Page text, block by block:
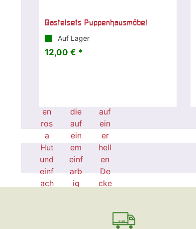
Bastelsets Puppenhausmöbel
Auf Lager
12,00 € *